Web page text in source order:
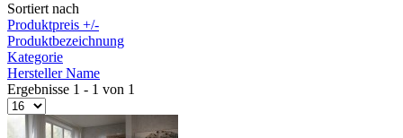
Sortiert nach
Produktpreis +/-
Produktbezeichnung
Kategorie
Hersteller Name
Ergebnisse 1 - 1 von 1